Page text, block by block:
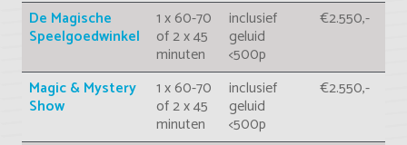
De Magische
Speelgoedwinkel
1 x 60-70
of 2 x 45
minuten
inclusief
geluid
<500p
€2.550,-
Magic & Mystery
Show
1 x 60-70
of 2 x 45
minuten
inclusief
geluid
<500p
€2.550,-